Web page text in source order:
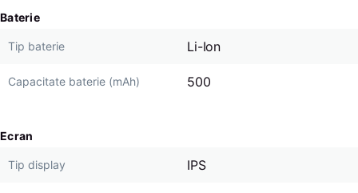
Baterie
Tip baterie Li-Ion
Capacitate baterie (mAh) 500
Ecran
Tip display IPS